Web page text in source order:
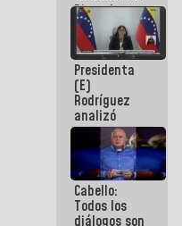
Dinorah
Figuera y
acuerdan
primer
encuentro
presencial
para el
diálogo
Presidenta
(E)
Rodríguez
analizó
junto a
gobernadores
planes de
recuperación
del Sistema
Eléctrico
Cabello:
Todos los
diálogos son